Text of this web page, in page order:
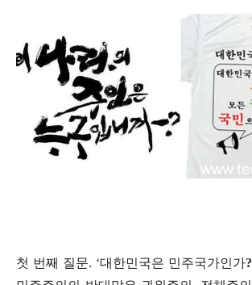
첫 번째 질문. ‘대한민국은 민주국가인가?